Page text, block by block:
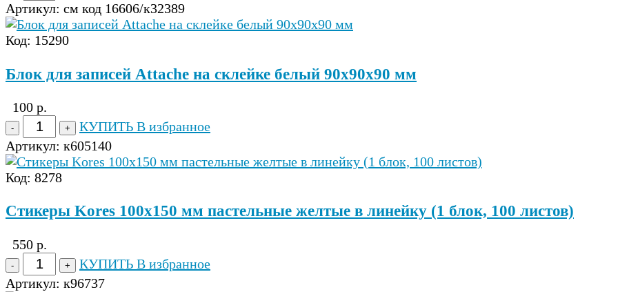
Артикул: см код 16606/к32389
Код: 15290
Блок для записей Attache на склейке белый 90х90х90 мм
100 р.
КУПИТЬ В избранное
Артикул: к605140
Код: 8278
Стикеры Kores 100x150 мм пастельные желтые в линейку (1 блок, 100 листов)
550 р.
КУПИТЬ В избранное
Артикул: к96737